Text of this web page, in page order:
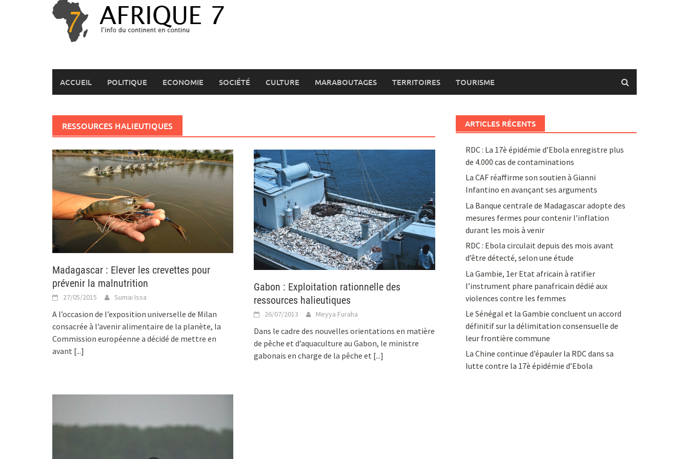
ACCUEIL POLITIQUE ECONOMIE SOCIÉTÉ CULTURE MARABOUTAGES TERRITOIRES TOURISME
RESSOURCES HALIEUTIQUES
Madagascar : Elever les crevettes pour
prévenir la malnutrition
27/05/2015 Sumai Issa
A l’occasion de l’exposition universelle de Milan
consacrée à l’avenir alimentaire de la planète, la
Commission européenne a décidé de mettre en
avant [...]
Gabon : Exploitation rationnelle des
ressources halieutiques
26/07/2013 Meyya Furaha
Dans le cadre des nouvelles orientations en matière
de pêche et d’aquaculture au Gabon, le ministre
gabonais en charge de la pêche et [...]
ARTICLES RÉCENTS
RDC : La 17è épidémie d’Ebola enregistre plus
de 4.000 cas de contaminations
La CAF réaffirme son soutien à Gianni
Infantino en avançant ses arguments
La Banque centrale de Madagascar adopte des
mesures fermes pour contenir l’inflation
durant les mois à venir
RDC : Ebola circulait depuis des mois avant
d’être détecté, selon une étude
La Gambie, 1er Etat africain à ratifier
l’instrument phare panafricain dédié aux
violences contre les femmes
Le Sénégal et la Gambie concluent un accord
définitif sur la délimitation consensuelle de
leur frontière commune
La Chine continue d’épauler la RDC dans sa
lutte contre la 17è épidémie d’Ebola